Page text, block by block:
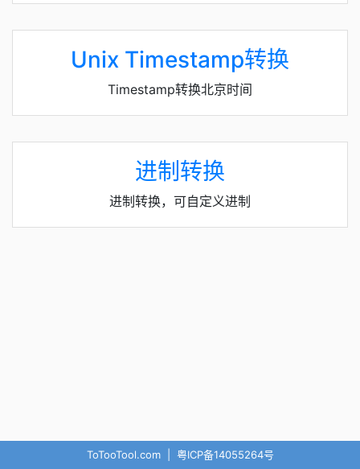
Unix Timestamp转换
Timestamp转换北京时间
进制转换
进制转换，可自定义进制
ToTooTool.com| 粤ICP备14055264号